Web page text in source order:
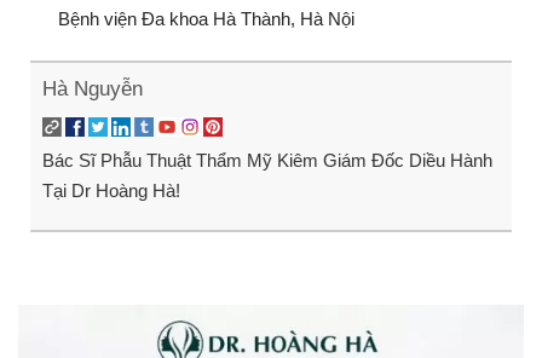
Bệnh viện Đa khoa Hà Thành, Hà Nội
Hà Nguyễn
Bác Sĩ Phẫu Thuật Thẩm Mỹ Kiêm Giám Đốc Diều Hành
Tại Dr Hoàng Hà!